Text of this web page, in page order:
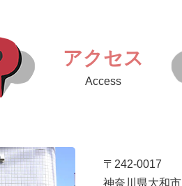
アクセス
Access
〒242-0017
神奈川県大和